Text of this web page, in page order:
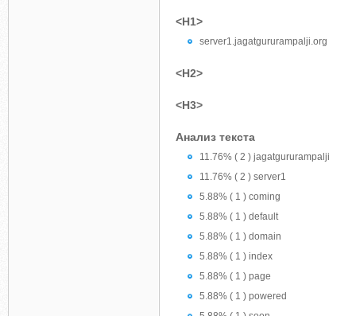
<H1>
server1.jagatgururampalji.org
<H2>
<H3>
Анализ текста
11.76% ( 2 ) jagatgururampalji
11.76% ( 2 ) server1
5.88% ( 1 ) coming
5.88% ( 1 ) default
5.88% ( 1 ) domain
5.88% ( 1 ) index
5.88% ( 1 ) page
5.88% ( 1 ) powered